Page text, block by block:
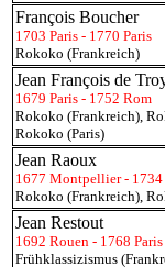
François Boucher
1703 Paris - 1770 Paris
Rokoko (Frankreich)
Jean François de
1679 Paris - 1752 Rom
Rokoko (Frankreich),
Rokoko (Paris)
Jean Raoux
1677 Montpellier - 1734
Rokoko (Frankreich),
Jean Restout
1692 Rouen - 1768 Paris
Frühklassizismus